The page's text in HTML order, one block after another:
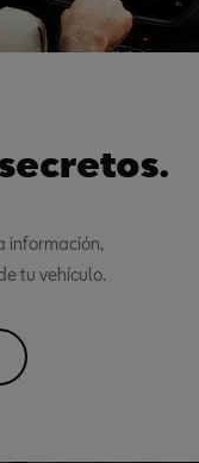
información,
tu vehículo.